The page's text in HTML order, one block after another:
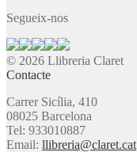
Segueix-nos
© 2026 Llibreria Claret
Contacte
Carrer Sicília, 410
08025 Barcelona
Tel: 933010887
Email: llibreria@claret.cat